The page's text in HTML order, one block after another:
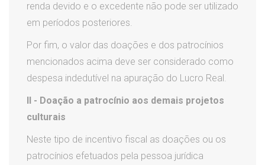
renda devido e o excedente não pode ser utilizado
em períodos posteriores.
Por fim, o valor das doações e dos patrocínios
mencionados acima deve ser considerado como
despesa indedutível na apuração do Lucro Real.
II - Doação a patrocínio aos demais projetos
culturais
Neste tipo de incentivo fiscal as doações ou os
patrocínios efetuados pela pessoa jurídica